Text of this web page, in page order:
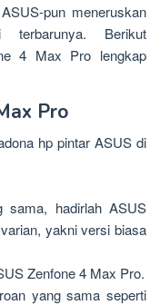
pun meneruskan
Berikut
4 Max Pro lengkap
Pro
hp pintar ASUS di
sama, hadirlah ASUS
yakni versi biasa
Zenfone 4 Max Pro.
yang sama seperti